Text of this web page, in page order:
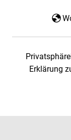
Privatsphäre
Erklärung